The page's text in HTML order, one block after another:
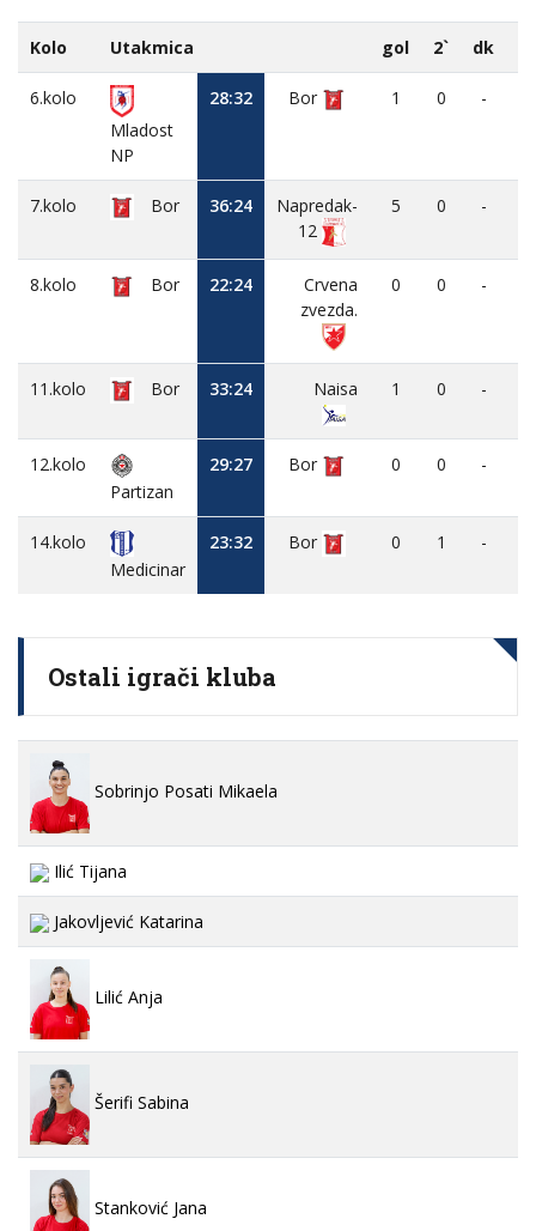
Kolo Utakmica gol 2` dk
6.kolo
Mladost
NP
28:32 Bor 1 0 -
7.kolo Bor 36:24
Napredak-
12
5 0 -
8.kolo Bor 22:24
Crvena
zvezda.
0 0 -
11.kolo Bor 33:24 Naisa 1 0 -
12.kolo
Partizan
29:27 Bor 0 0 -
14.kolo
Medicinar
23:32 Bor 0 1 -
Ostali igrači kluba
Sobrinjo Posati Mikaela
Ilić Tijana
Jakovljević Katarina
Lilić Anja
Šerifi Sabina
Stanković Jana